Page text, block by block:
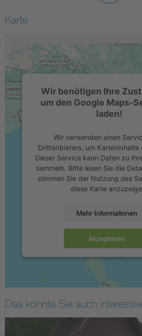
Karte
Wir benötigen Ihre
um den Google Maps-
laden!
Wir verwenden einen
Drittanbieters, um Karteninhalte
Dieser Service kann Daten zu
sammeln. Bitte lesen Sie die
stimmen Sie der Nutzung des
diese Karte
Mehr Informationen
Akzeptieren
Das könnte Sie auch